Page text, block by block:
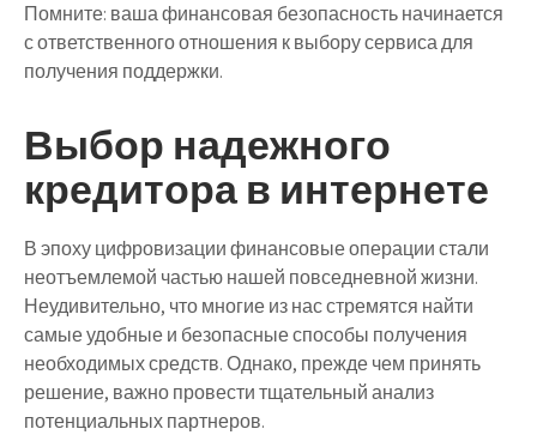
Помните: ваша финансовая безопасность начинается
с ответственного отношения к выбору сервиса для
получения поддержки.
Выбор надежного
кредитора в интернете
В эпоху цифровизации финансовые операции стали
неотъемлемой частью нашей повседневной жизни.
Неудивительно, что многие из нас стремятся найти
самые удобные и безопасные способы получения
необходимых средств. Однако, прежде чем принять
решение, важно провести тщательный анализ
потенциальных партнеров.